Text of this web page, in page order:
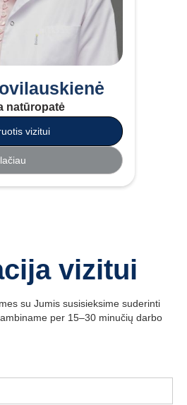
natūropatė
vizitui
vizitui
su Jumis susisieksime suderinti
per 15–30 minučių darbo